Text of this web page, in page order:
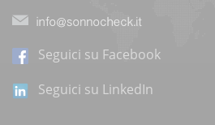
Seguici su Facebook
Seguici su LinkedIn